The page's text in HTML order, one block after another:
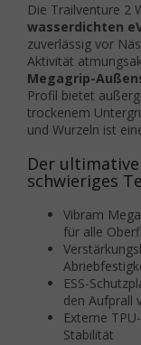
Die Trailventure 2
wasserdichten
zuverlässig vor
Aktivität
Megagrip-
Profil bietet
trockenem
und Wurzeln ist
Der
schwieriges
Vibram
für alle
ESS-
den Aufprall
Externe
Stabilität